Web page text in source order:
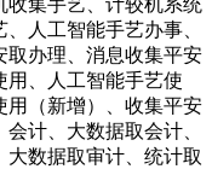
人工智能手艺办事、
取办理、消息收集平安
用、人工智能手艺使
用（新增）、收集平安
计、大数据取会计、
数据取审计、统计取